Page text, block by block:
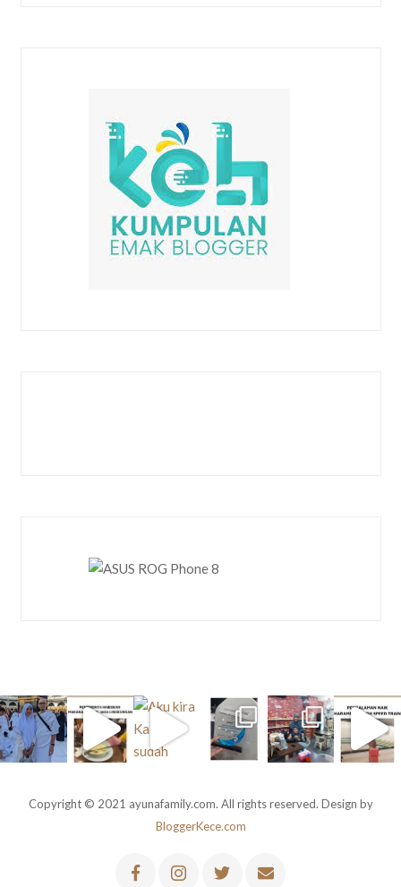
Copyright © 2021 ayunafamily.com. All rights reserved. Design by
BloggerKece.com